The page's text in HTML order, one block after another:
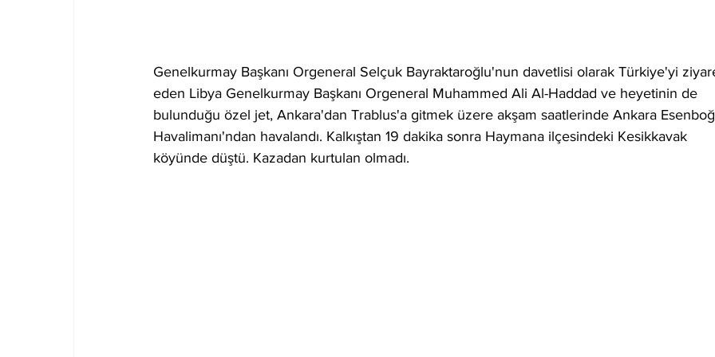
Genelkurmay Başkanı Orgeneral Selçuk Bayraktaroğlu'nun davetlisi olarak Türkiye'yi
eden Libya Genelkurmay Başkanı Orgeneral Muhammed Ali Al-Haddad ve heyetinin de
bulunduğu özel jet, Ankara'dan Trablus'a gitmek üzere akşam saatlerinde Ankara
Havalimanı'ndan havalandı. Kalkıştan 19 dakika sonra Haymana ilçesindeki Kesikkavak
köyünde düştü. Kazadan kurtulan olmadı.